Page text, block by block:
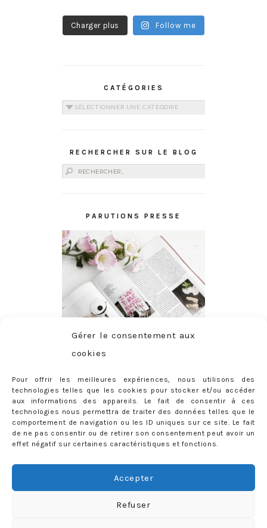
Gérer le consentement aux
cookies
Pour offrir les meilleures expériences, nous utilisons des
technologies telles que les cookies pour stocker et/ou accéder
aux informations des appareils. Le fait de consentir à ces
technologies nous permettra de traiter des données telles que le
comportement de navigation ou les ID uniques sur ce site. Le fait
de ne pas consentir ou de retirer son consentement peut avoir un
effet négatif sur certaines caractéristiques et fonctions.
Accepter
Refuser
Charger plus Follow me
CATÉGORIES
Catégories
RECHERCHER SUR LE BLOG
Rechercher :
PARUTIONS PRESSE
ABONNEMENT
Adresse
Rejoignez les 398 autres abonnés